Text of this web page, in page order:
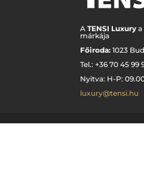
ATENSI Luxury a
márkája
Főiroda:1023
Tel.: +36 70 45 99
Nyitva: H-P:
luxury@tensi.hu